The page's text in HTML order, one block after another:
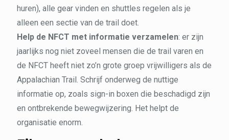
huren), alle gear vinden en shuttles regelen als je
alleen een sectie van de trail doet.
Help de NFCT met informatie verzamelen: er zijn
jaarlijks nog niet zoveel mensen die de trail varen en
de NFCT heeft niet zo’n grote groep vrijwilligers als de
Appalachian Trail. Schrijf onderweg de nuttige
informatie op, zoals sign-in boxen die beschadigd zijn
en ontbrekende bewegwijzering. Het helpt de
organisatie enorm.